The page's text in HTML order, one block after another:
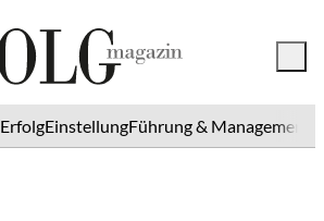
ErfolgEinstellungFührung & Management